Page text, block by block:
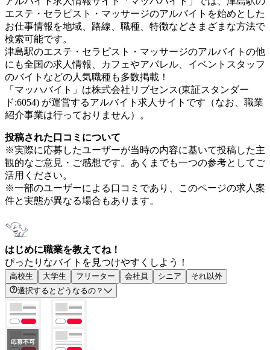
エステ・セラピスト・マッサージのアルバイトを始めとした
お仕事情報を地域、路線、職種、特徴などさまざまな方法で
検索可能です。
津島駅のエステ・セラピスト・マッサージのアルバイトの他
にも全国の求人情報、カフェやアパレル、イベントスタッフ
のバイトなどの人気職種も多数掲載！
「マッハバイト」は株式会社リブセンス(東証スタンダー
ド:6054) が運営するアルバイト求人サイトです（なお、職業
紹介事業は行っておりません）。
投稿された口コミについて
※実際に応募したユーザーが当時の内容に基いて投稿した主
観的なご意見・ご感想です。あくまでも一つの参考としてご
活用ください。
※一部のユーザーによる口コミであり、このページの求人案
件と実態が異なる場合もあります。
はじめに職業を教えてね！
ぴったりなバイトを見つけやすくしよう！
高校生 大学生 フリーター 会社員 シニア
それ以外
選択するとどうなるの？